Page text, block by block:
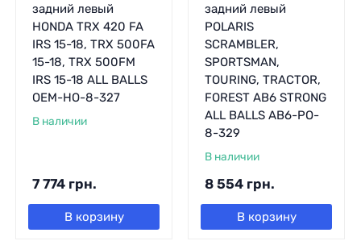
задний левый
HONDA TRX 420 FA
IRS 15-18, TRX 500FA
15-18, TRX 500FM
IRS 15-18 ALL BALLS
OEM-HO-8-327
В наличии
7 774 грн.
В корзину
задний левый
POLARIS
SCRAMBLER,
SPORTSMAN,
TOURING, TRACTOR,
FOREST AB6 STRONG
ALL BALLS AB6-PO-
8-329
В наличии
8 554 грн.
В корзину